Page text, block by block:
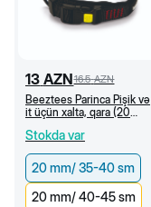
13 AZN16.5 AZN
Beeztees Parinca Pişik və
it üçün xalta, qara (20
Stokda var
20 mm/ 35-40 sm
20 mm/ 40-45 sm